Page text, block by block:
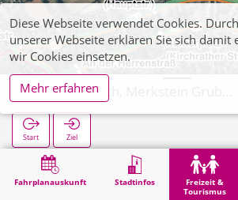
Fahrplanauskunft Stadtinfos
Freizeit &
Tourismus
Start Ziel
Freizeit & Tourismus Naherholung Herzogenrath,
Diese Webseite verwendet Cookies.
unserer Webseite erklären Sie sich damit
wir Cookies einsetzen.
Mehr erfahren